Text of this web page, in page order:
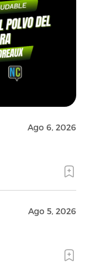
Ago 6, 2026
Ago 5, 2026